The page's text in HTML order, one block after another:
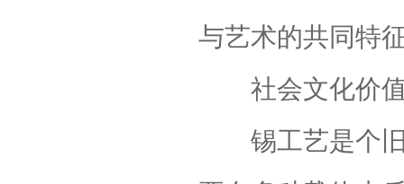
与艺术的共同特
社会文化价值
锡工艺是个旧